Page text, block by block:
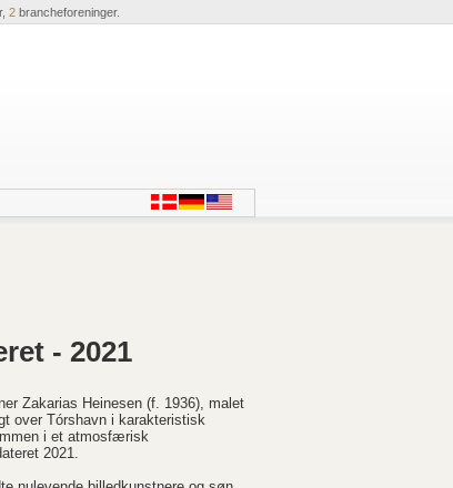
2brancheforeninger.
- 2021
Zakarias Heinesen (f. 1936), malet
over Tórshavn i karakteristisk
i et atmosfærisk
2021.